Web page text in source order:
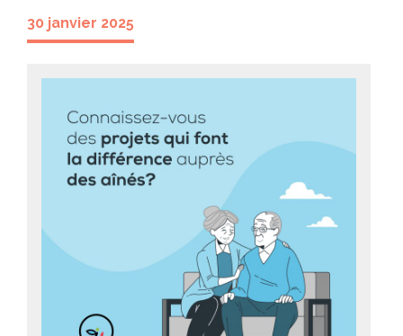
30 janvier 2025